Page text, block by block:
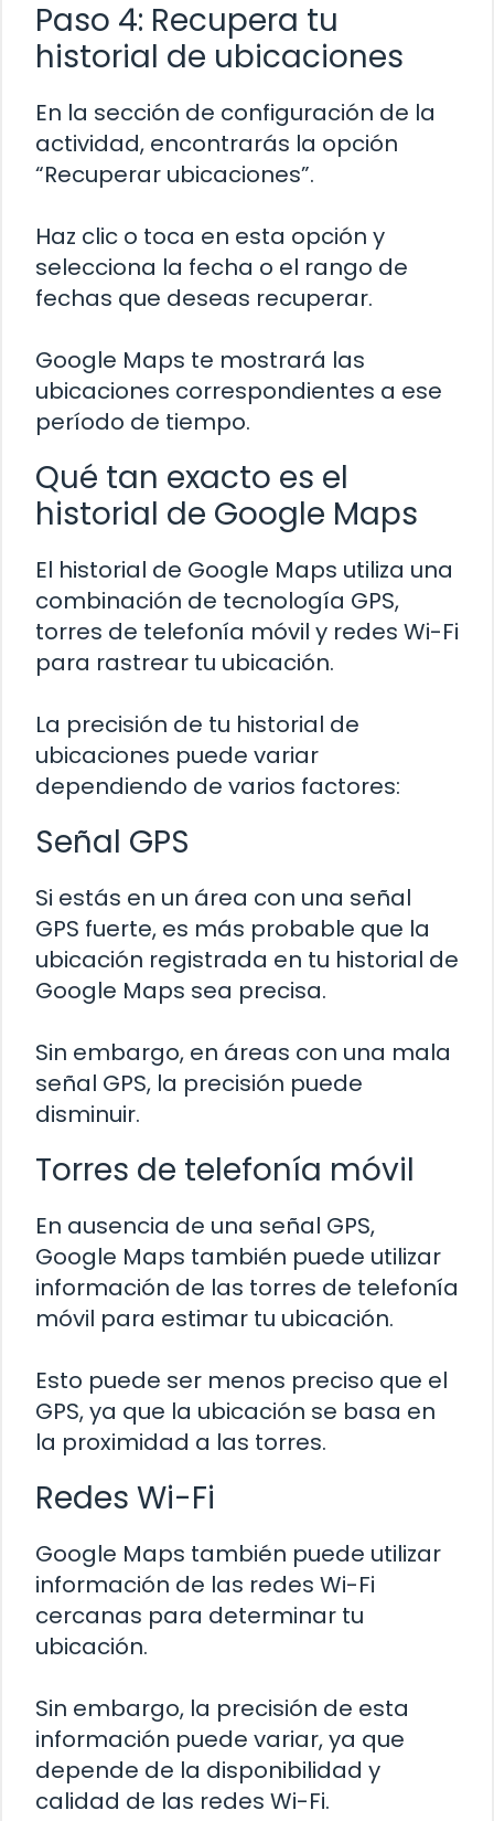
Paso 4: Recupera tu
historial de ubicaciones
En la sección de configuración de la
actividad, encontrarás la opción
“Recuperar ubicaciones”.
Haz clic o toca en esta opción y
selecciona la fecha o el rango de
fechas que deseas recuperar.
Google Maps te mostrará las
ubicaciones correspondientes a ese
período de tiempo.
Qué tan exacto es el
historial de Google Maps
El historial de Google Maps utiliza una
combinación de tecnología GPS,
torres de telefonía móvil y redes Wi-Fi
para rastrear tu ubicación.
La precisión de tu historial de
ubicaciones puede variar
dependiendo de varios factores:
Señal GPS
Si estás en un área con una señal
GPS fuerte, es más probable que la
ubicación registrada en tu historial de
Google Maps sea precisa.
Sin embargo, en áreas con una mala
señal GPS, la precisión puede
disminuir.
Torres de telefonía móvil
En ausencia de una señal GPS,
Google Maps también puede utilizar
información de las torres de telefonía
móvil para estimar tu ubicación.
Esto puede ser menos preciso que el
GPS, ya que la ubicación se basa en
la proximidad a las torres.
Redes Wi-Fi
Google Maps también puede utilizar
información de las redes Wi-Fi
cercanas para determinar tu
ubicación.
Sin embargo, la precisión de esta
información puede variar, ya que
depende de la disponibilidad y
calidad de las redes Wi-Fi.